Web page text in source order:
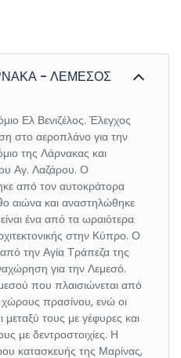
- ΛΕΜΕΣΟΣ
Ελ Βενιζέλος. Έλεγχος
στο αεροπλάνο για την
της Λάρνακας και
Αγ. Λαζάρου. Ο
από τον αυτοκράτορα
αιώνα και αναστηλώθηκε
ένα από τα ωραιότερα
στην Κύπρο. Ο
την Αγία Τράπεζα της
για την Λεμεσό.
που πλαισιώνεται από
πρασίνου, ενώ οι
μεταξύ τους με γέφυρες και
με δεντροστοιχίες. Η
κατασκευής της Μαρίνας,